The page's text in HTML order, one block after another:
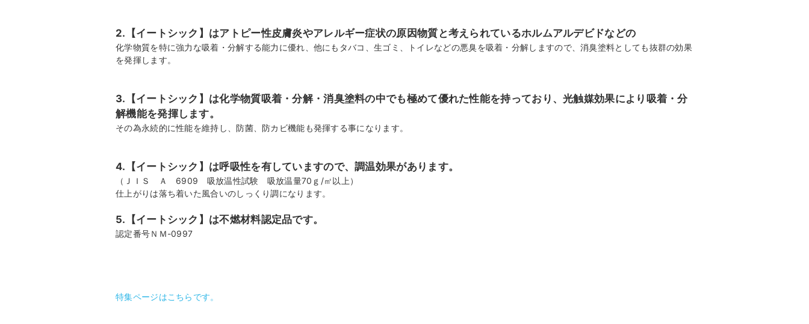
2.【イートシック】はアトピー性皮膚炎やアレルギー症状の原因物質と考えられているホルムアルデビドなどの
化学物質を特に強力な吸着・分解する能力に優れ、他にもタバコ、生ゴミ、トイレなどの悪臭を吸着・分解しますので、消臭塗料としても抜群の効果
を発揮します。
3.【イートシック】は化学物質吸着・分解・消臭塗料の中でも極めて優れた性能を持っており、光触媒効果により吸着・分
解機能を発揮します。
その為永続的に性能を維持し、防菌、防カビ機能も発揮する事になります。
4.【イートシック】は呼吸性を有していますので、調温効果があります。
（ＪＩＳ Ａ 6909 吸放温性試験 吸放温量70ｇ/㎡以上）
仕上がりは落ち着いた風合いのしっくり調になります。
5.【イートシック】は不燃材料認定品です。
認定番号ＮＭ-0997
特集ページはこちらです。